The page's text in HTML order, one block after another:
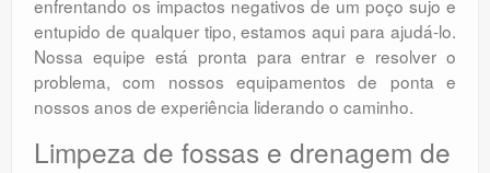
enfrentando os impactos negativos de um poço sujo e
entupido de qualquer tipo, estamos aqui para ajudá-lo.
Nossa equipe está pronta para entrar e resolver o
problema, com nossos equipamentos de ponta e
nossos anos de experiência liderando o caminho.
Limpeza de fossas e drenagem de